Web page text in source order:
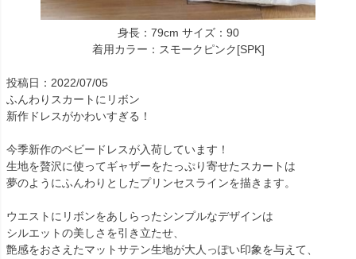
身長：79cm サイズ：90
着用カラー：スモークピンク[SPK]
投稿日：2022/07/05
ふんわりスカートにリボン
新作ドレスがかわいすぎる！
今季新作のベビードレスが入荷しています！
生地を贅沢に使ってギャザーをたっぷり寄せたスカートは
夢のようにふんわりとしたプリンセスラインを描きます。
ウエストにリボンをあしらったシンプルなデザインは
シルエットの美しさを引き立たせ、
艶感をおさえたマットサテン生地が大人っぽい印象を与えて、